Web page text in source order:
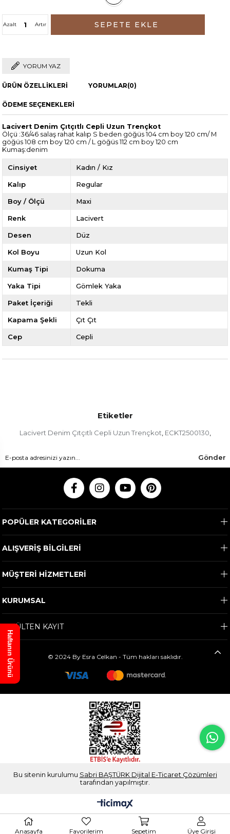
Artır
Azalt
YORUM YAZ
ÜRÜN ÖZELLIKLERI YORUMLAR(0)
ÖDEME SEÇENEKLERI
Lacivert Denim Çıtçıtlı Cepli Uzun Trençkot
Ölçü :36/46 salaş rahat kalıp S beden göğüs 104 cm boy 120 cm/ M
göğüs 108 cm boy 120 cm / L göğüs 112 cm boy 120 cm
Kumaş:denim
Cinsiyet Kadın / Kız
Kalıp Regular
Boy / Ölçü Maxi
Renk Lacivert
Desen Düz
Kol Boyu Uzun Kol
Kumaş Tipi Dokuma
Yaka Tipi Gömlek Yaka
Paket İçeriği Tekli
Kapama Şekli Çıt Çıt
Cep Cepli
Etiketler
Lacivert Denim Çıtçıtlı Cepli Uzun Trençkot, ECKT2500130,
Gönder
POPÜLER KATEGORİLER
ALIŞVERİŞ BİLGİLERİ
MÜŞTERİ HİZMETLERİ
KURUMSAL
E-BÜLTEN KAYIT
© 2024 By Esra Celkan - Tüm hakları saklıdır.
Bu sitenin kurulumu Sabri BAŞTÜRK Dijital E-Ticaret Çözümleri
tarafından yapılmıştır.
Haftanın Ürünü
Anasayfa Favorilerim Sepetim Üye Girişi